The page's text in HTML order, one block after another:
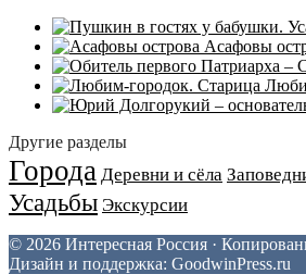
Асафовы
Другие разделы
Города Деревни и сёла
Усадьбы Экскурсии
© 2026 Интересная Россия ·
Дизайн и поддержка: GoodwinPress.ru